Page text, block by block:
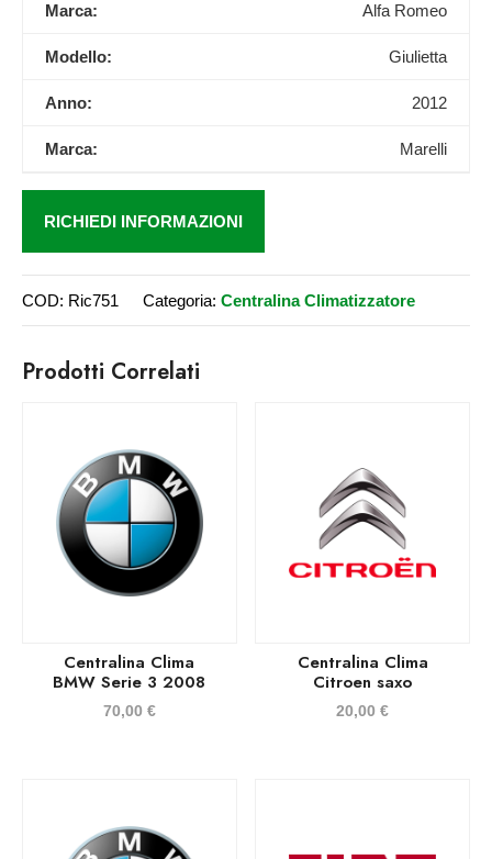
Marca: Alfa Romeo
Modello: Giulietta
Anno: 2012
Marca: Marelli
RICHIEDI INFORMAZIONI
COD: Ric751 Categoria: Centralina Climatizzatore
Prodotti Correlati
Centralina Clima
BMW Serie 3 2008
70,00 €
Centralina Clima
Citroen saxo
20,00€